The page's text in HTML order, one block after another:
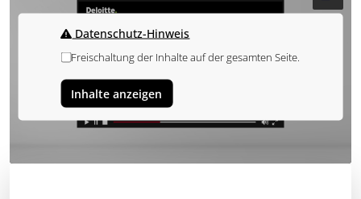
Datenschutz-Hinweis
Freischaltung der Inhalte auf der gesamten Seite.
Inhalte anzeigen